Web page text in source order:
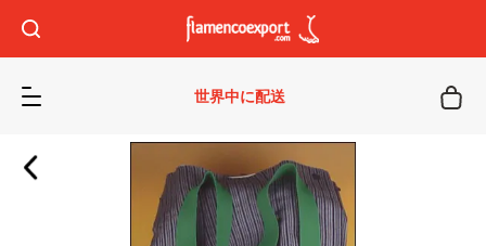
世界中に配送